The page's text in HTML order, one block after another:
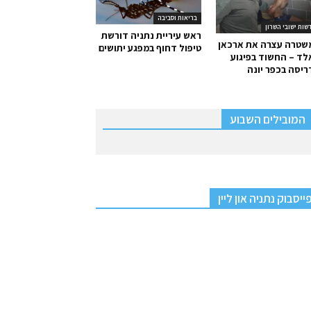
בריאות וסביבה
ראש עיריית נתניה דורשת
טיפול דחוף במפגע יתושים
ישובי השרון
עצרה את ארכאן
– החשוד בפיגוע
בכפר יונה
המובילים השבוע
פייסבוק נתניה און ליין